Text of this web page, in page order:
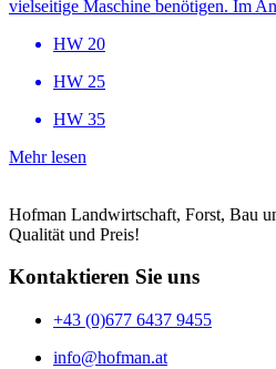
vielseitige Maschine benötigen. Im
HW 20
HW 25
HW 35
Mehr lesen
Hofman Landwirtschaft, Forst, Bau
Qualität und Preis!
Kontaktieren Sie uns
+43 (0)677 6437 9455
info@hofman.at